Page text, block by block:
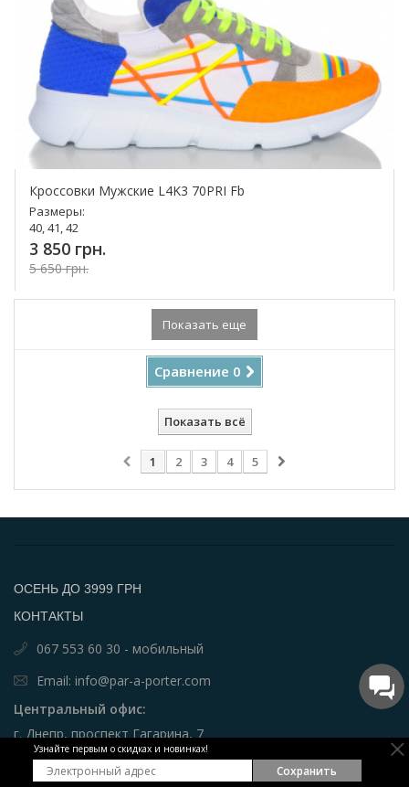
Узнайте первым о скидках и новинках!
Сохранить
Кроссовки Мужские L4K3 70PRI Fb
Размеры:
40, 41, 42
3 850 грн.
5 650 грн.
Купить!
Сравнение 0
Показать всё
Показать еще
1 2 3 4 5
ОСЕНЬ ДО 3999 ГРН
КОНТАКТЫ
067 553 60 30 - мобильный
Email: info@par-a-porter.com
Центральный офис:
г. Днепр, проспект Гагарина, 7
График работы:
пн - пт 9:00 - 18:00